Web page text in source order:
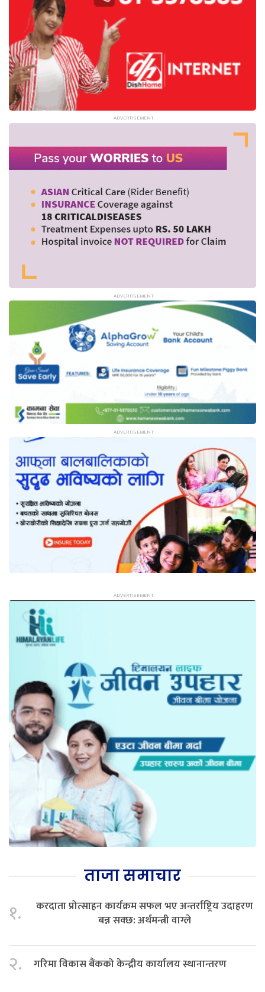
ताजा समाचार
१.
करदाता प्रोत्साहन कार्यक्रम सफल भए अन्तर्राष्ट्रिय उदाहरण
बन्न सक्छ: अर्थमन्त्री वाग्ले
२. गरिमा विकास बैंकको केन्द्रीय कार्यालय स्थानान्तरण